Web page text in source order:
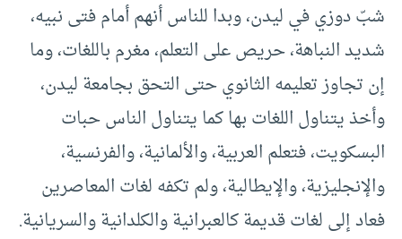
شبّ دوزي في ليدن، وبدا للناس أنهم أمام فتى نبيه،
شديد النباهة، حريص على التعلم، مغرم باللغات، وما
إن تجاوز تعليمه الثانوي حتى التحق بجامعة ليدن،
وأخذ يتناول اللغات بها كما يتناول الناس حبات
البسكويت، فتعلم العربية، والألمانية، والفرنسية،
والإنجليزية، والإيطالية، ولم تكفه لغات المعاصرين
فعاد إلى لغات قديمة كالعبرانية والكلدانية والسريانية.